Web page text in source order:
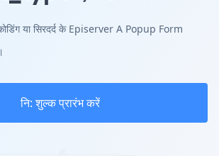
या सिरदर्द के Episerver A Popup Form
नि: शुल्क प्रारंभ करें